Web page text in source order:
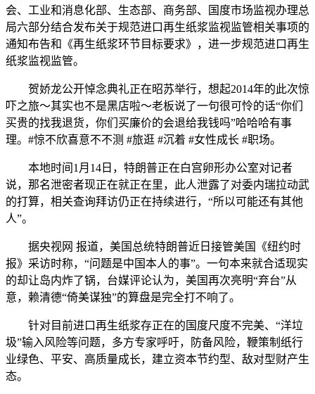
会、工业和消息化部、生态部、商务部、国度市场监视办理总
局六部分结合发布关于规范进口再生纸浆监视监管相关事项的
通知布告和《再生纸浆环节目标要求》，进一步规范进口再生
纸浆监视监管。
贺娇龙公开悼念典礼正在昭苏举行，想起2014年的此次惊
吓之旅～其实也不是黑店啦～老板说了一句很可怜的话“你们
买贵的找我退货，你们买廉价的会退给我钱吗”哈哈哈有事
理。#惊不欣喜意不不测 #旅逛 #沉着 #女性成长 #职场。
本地时间1月14日，特朗普正在白宫卵形办公室对记者
说，那名泄密者现正在就正在里，此人泄露了对委内瑞拉动武
的打算，相关查询拜访仍正在持续进行，“所以可能还有其他
人”。
据央视网 报道，美国总统特朗普近日接管美国《纽约时
报》采访时称，“问题是中国本人的事”。一句本来就合适现实
的却让岛内炸了锅，台媒评论认为，美国再次亮明“弃台”从
意，赖清德“倚美谋独”的算盘是完全打不响了。
针对目前进口再生纸浆存正在的国度尺度不完美、“洋垃
圾”输入风险等问题，多方专家呼吁，防备风险，鞭策制纸行
业绿色、平安、高质量成长，建立资本节约型、敌对型财产生
态。